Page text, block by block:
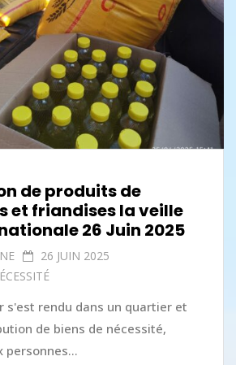
de produits de
et friandises la veille
26 Juin 2025
26 JUIN 2025
s'est rendu dans un quartier et
de biens de nécessité,
personnes...